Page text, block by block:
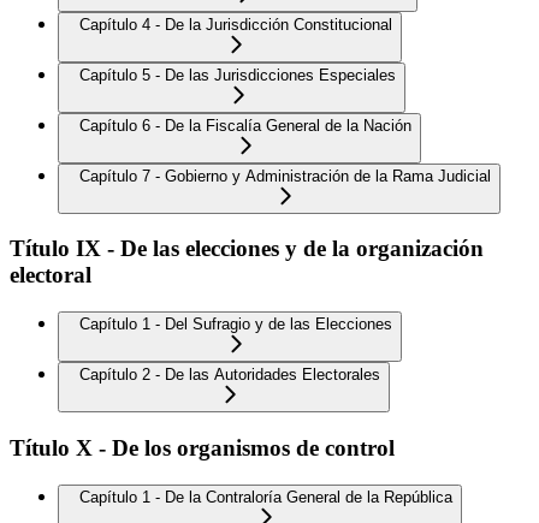
Capítulo 4 - De la Jurisdicción Constitucional
Capítulo 5 - De las Jurisdicciones Especiales
Capítulo 6 - De la Fiscalía General de la Nación
Capítulo 7 - Gobierno y Administración de la Rama Judicial
Título IX - De las elecciones y de la organización
electoral
Capítulo 1 - Del Sufragio y de las Elecciones
Capítulo 2 - De las Autoridades Electorales
Título X - De los organismos de control
Capítulo 1 - De la Contraloría General de la República